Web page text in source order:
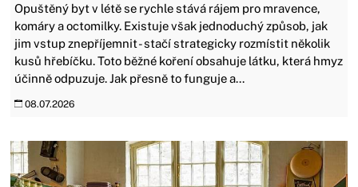
Opuštěný byt v létě se rychle stává rájem pro mravence,
komáry a octomilky. Existuje však jednoduchý způsob, jak
jim vstup znepříjemnit - stačí strategicky rozmístit několik
kusů hřebíčku. Toto běžné koření obsahuje látku, která hmyz
účinně odpuzuje. Jak přesně to funguje a...
08.07.2026